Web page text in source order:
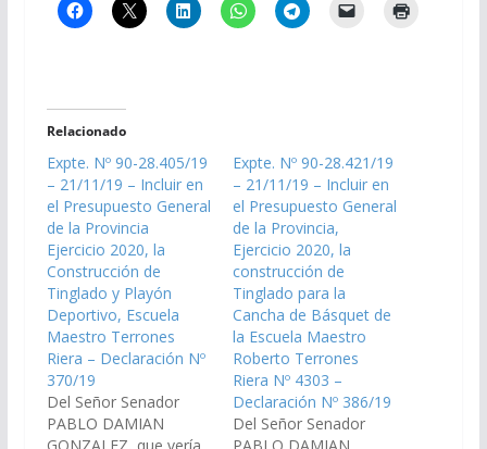
Relacionado
Expte. Nº 90-28.405/19
– 21/11/19 – Incluir en
el Presupuesto General
de la Provincia
Ejercicio 2020, la
Construcción de
Tinglado y Playón
Deportivo, Escuela
Maestro Terrones
Riera – Declaración Nº
370/19
Del Señor Senador
PABLO DAMIAN
Expte. Nº 90-28.421/19
– 21/11/19 – Incluir en
el Presupuesto General
de la Provincia,
Ejercicio 2020, la
construcción de
Tinglado para la
Cancha de Básquet de
la Escuela Maestro
Roberto Terrones
Riera Nº 4303 –
Declaración Nº 386/19
Del Señor Senador